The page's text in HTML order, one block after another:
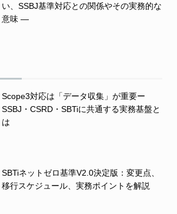
い、SSBJ基準対応との関係やその実務的な
意味 ―
Scope3対応は「データ収集」が重要ー
SSBJ・CSRD・SBTiに共通する実務基盤と
は
SBTiネットゼロ基準V2.0決定版：変更点、
移行スケジュール、実務ポイントを解説